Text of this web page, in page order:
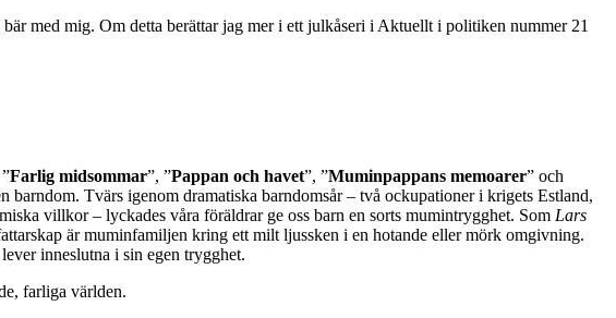
med mig. Om detta berättar jag mer i ett julkåseri i Aktuellt i politiken nummer 21
Farlig midsommar”, ”Pappan och havet”, ”Muminpappans memoarer” och
Tvärs igenom dramatiska barndomsår – två ockupationer i krigets Estland,
villkor – lyckades våra föräldrar ge oss barn en sorts mumintrygghet. Som Lars
är muminfamiljen kring ett milt ljussken i en hotande eller mörk omgivning.
inneslutna i sin egen trygghet.
farliga världen.